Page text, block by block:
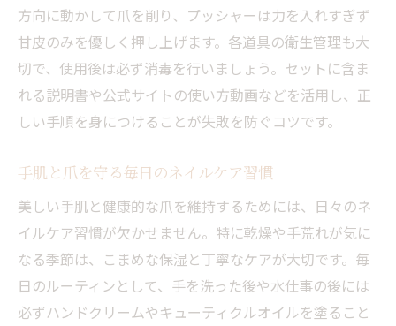
方向に動かして爪を削り、プッシャーは力を入れすぎず
甘皮のみを優しく押し上げます。各道具の衛生管理も大
切で、使用後は必ず消毒を行いましょう。セットに含ま
れる説明書や公式サイトの使い方動画などを活用し、正
しい手順を身につけることが失敗を防ぐコツです。
手肌と爪を守る毎日のネイルケア習慣
美しい手肌と健康的な爪を維持するためには、日々のネ
イルケア習慣が欠かせません。特に乾燥や手荒れが気に
なる季節は、こまめな保湿と丁寧なケアが大切です。毎
日のルーティンとして、手を洗った後や水仕事の後には
必ずハンドクリームやキューティクルオイルを塗ること